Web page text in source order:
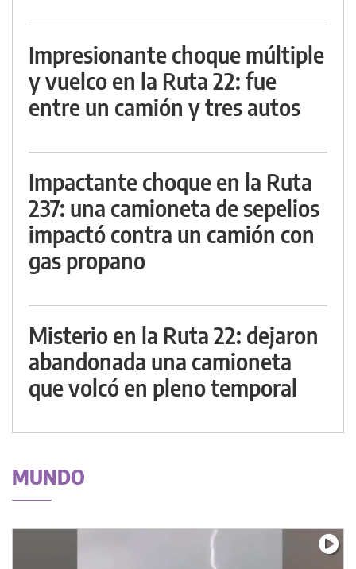
Impresionante choque múltiple
y vuelco en la Ruta 22: fue
entre un camión y tres autos
Impactante choque en la Ruta
237: una camioneta de sepelios
impactó contra un camión con
gas propano
Misterio en la Ruta 22: dejaron
abandonada una camioneta
que volcó en pleno temporal
MUNDO